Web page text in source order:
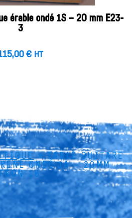
érable ondé 1S – 20 mm E23-
3
€ HT
»TABLE GUITARE
ONDÉ 1A – 20MM
FRON-18